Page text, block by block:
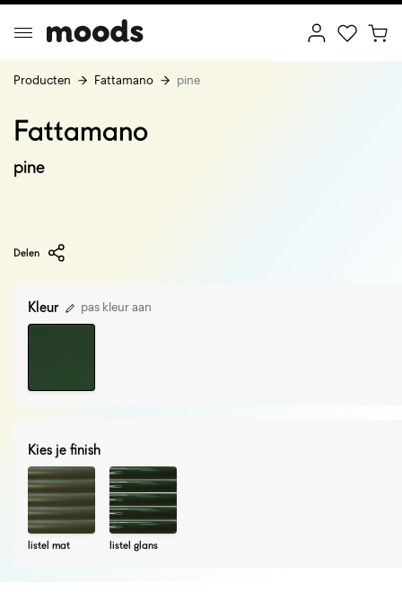
Producten Fattamano pine
Fattamano
pine
Delen
Kleur pas kleur aan
Kies je finish
listel mat listel glans